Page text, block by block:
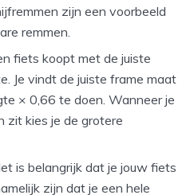
zijn een voorbeeld
remmen.
fiets koopt met de juiste
Je vindt de juiste frame maat
× 0,66 te doen. Wanneer je
zit kies je de grotere
is belangrijk dat je jouw fiets
zijn dat je een hele